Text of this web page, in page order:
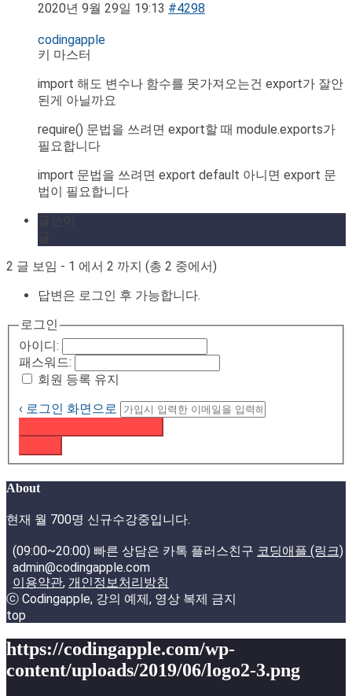
2020년 9월 29일 19:13 #4298
codingapple
키 마스터
import 해도 변수나 함수를 못가져오는건 export가 잘안
된게 아닐까요
require() 문법을 쓰려면 export할 때 module.exports가
필요합니다
import 문법을 쓰려면 export default 아니면 export 문
법이 필요합니다
2 글 보임 - 1 에서 2 까지 (총 2 중에서)
답변은 로그인 후 가능합니다.
로그인
아이디:
패스워드:
회원 등록 유지
‹ 로그인 화면으로
About
현재 월 700명 신규수강중입니다.
(09:00~20:00) 빠른 상담은 카톡 플러스친구 코딩애플 (링크)
admin@codingapple.com
이용약관, 개인정보처리방침
ⓒ Codingapple, 강의 예제, 영상 복제 금지
top
https://codingapple.com/wp-
content/uploads/2019/06/logo2-3.png